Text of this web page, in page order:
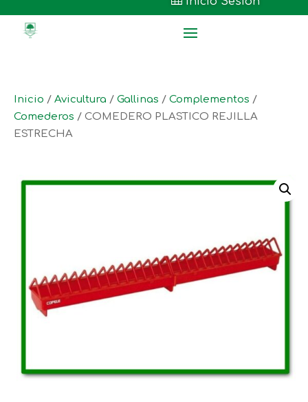
Inicio / Avicultura / Gallinas / Complementos /
Comederos / COMEDERO PLASTICO REJILLA
ESTRECHA